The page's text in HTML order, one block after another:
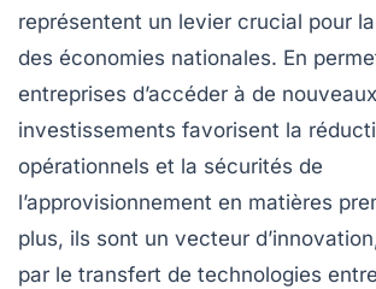
représentent un levier crucial pour
des économies nationales. En
entreprises d’accéder à de
investissements favorisent la
opérationnels et la sécu­rités de
l’approvisionnement en matières
plus, ils sont un vecteur d’innovation
par le transfert de technologies